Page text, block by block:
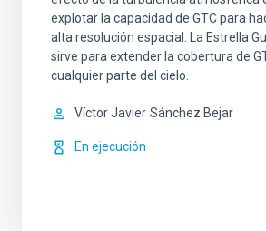
explotar la capacidad de GTC para
alta resolución espacial. La Estrella
sirve para extender la cobertura de
cualquier parte del cielo.
Víctor Javier Sánchez Bejar
En ejecución